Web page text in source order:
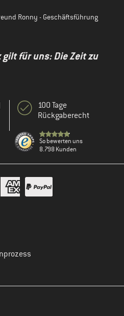
Ronny - Geschäftsführung
für uns: Die Zeit zu
100 Tage
Rückgaberecht
So bewerten uns
8.798 Kunden